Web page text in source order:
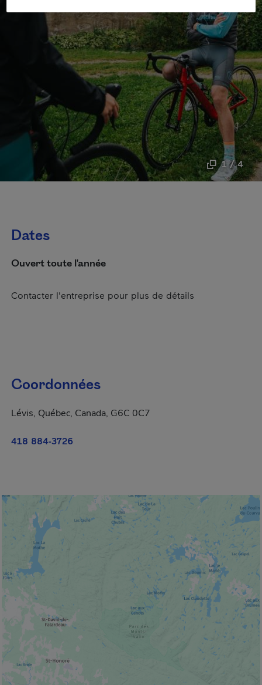
1 / 4
Dates
Ouvert toute l'année
Contacter l'entreprise pour plus de détails
Coordonnées
Lévis, Québec, Canada, G6C 0C7
418 884-3726